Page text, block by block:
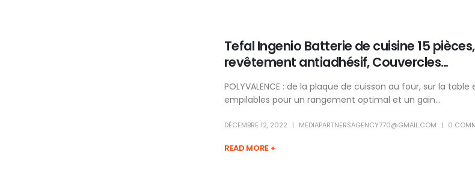
Tefal Ingenio Batterie de cuisine 15
revêtement antiadhésif, Couvercles…
POLYVALENCE : de la plaque de cuisson au four, sur la
empilables pour un rangement optimal et un gain...
DÉCEMBRE 12, 2022 MEDIAPARTNERSAGENCY770@GMAIL.COM 0
READ MORE +